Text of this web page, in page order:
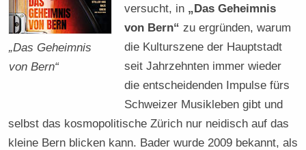
„Das Geheimnis
von Bern“
versucht, in „Das Geheimnis
von Bern“ zu ergründen, warum
die Kulturszene der Hauptstadt
seit Jahrzehnten immer wieder
die entscheidenden Impulse fürs
Schweizer Musikleben gibt und
selbst das kosmopolitische Zürich nur neidisch auf das
kleine Bern blicken kann. Bader wurde 2009 bekannt, als